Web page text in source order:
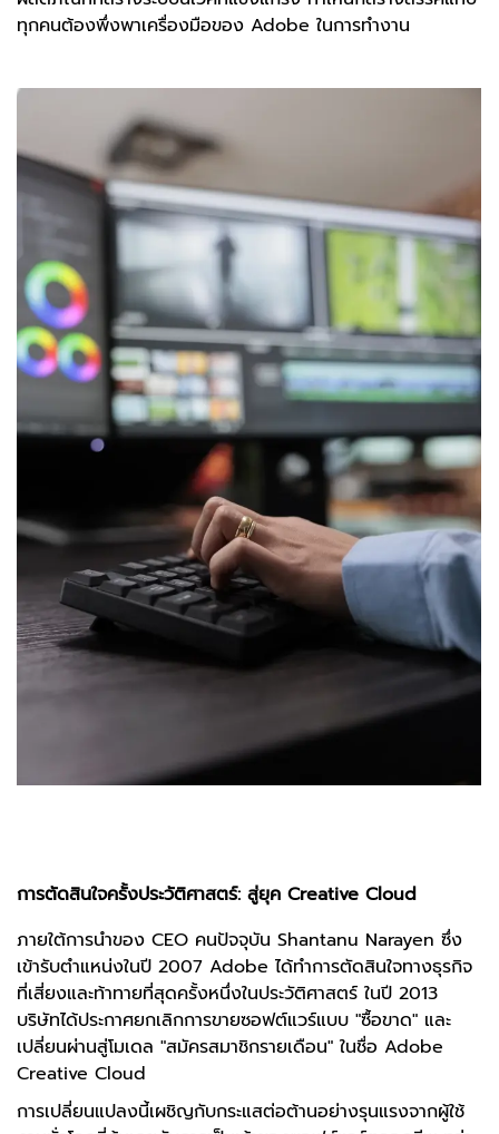
ทุกคนต้องพึ่งพาเครื่องมือของ Adobe ในการทำงาน
การตัดสินใจครั้งประวัติศาสตร์: สู่ยุค Creative Cloud
ภายใต้การนำของ CEO คนปัจจุบัน Shantanu Narayen ซึ่ง
เข้ารับตำแหน่งในปี 2007 Adobe ได้ทำการตัดสินใจทางธุรกิจ
ที่เสี่ยงและท้าทายที่สุดครั้งหนึ่งในประวัติศาสตร์ ในปี 2013
บริษัทได้ประกาศยกเลิกการขายซอฟต์แวร์แบบ "ซื้อขาด" และ
เปลี่ยนผ่านสู่โมเดล "สมัครสมาชิกรายเดือน" ในชื่อ Adobe
Creative Cloud
การเปลี่ยนแปลงนี้เผชิญกับกระแสต่อต้านอย่างรุนแรงจากผู้ใช้